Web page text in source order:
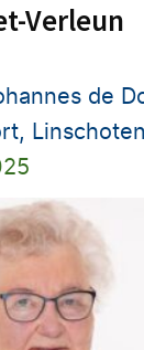
Verleun
de
Linschoten